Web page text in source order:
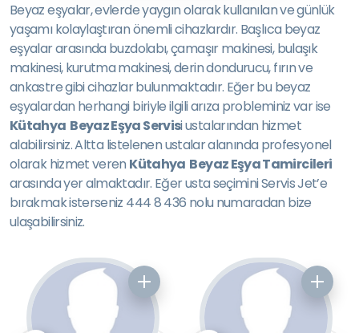
Beyaz eşyalar, evlerde yaygın olarak kullanılan ve günlük
yaşamı kolaylaştıran önemli cihazlardır. Başlıca beyaz
eşyalar arasında buzdolabı, çamaşır makinesi, bulaşık
makinesi, kurutma makinesi, derin dondurucu, fırın ve
ankastre gibi cihazlar bulunmaktadır. Eğer bu beyaz
eşyalardan herhangi biriyle ilgili arıza probleminiz var ise
Kütahya Beyaz Eşya Servisi ustalarından hizmet
alabilirsiniz. Altta listelenen ustalar alanında profesyonel
olarak hizmet veren Kütahya Beyaz Eşya Tamircileri
arasında yer almaktadır. Eğer usta seçimini Servis Jet’e
bırakmak isterseniz 444 8 436 nolu numaradan bize
ulaşabilirsiniz.